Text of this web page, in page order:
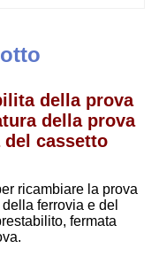
della prova
della prova
cassetto
ricambiare la prova
ferrovia e del
fermata